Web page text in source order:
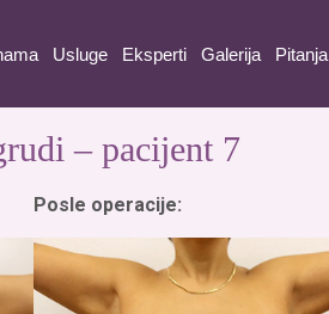
Usluge Eksperti Galerija Pitanja
– pacijent 7
Posle operacije: